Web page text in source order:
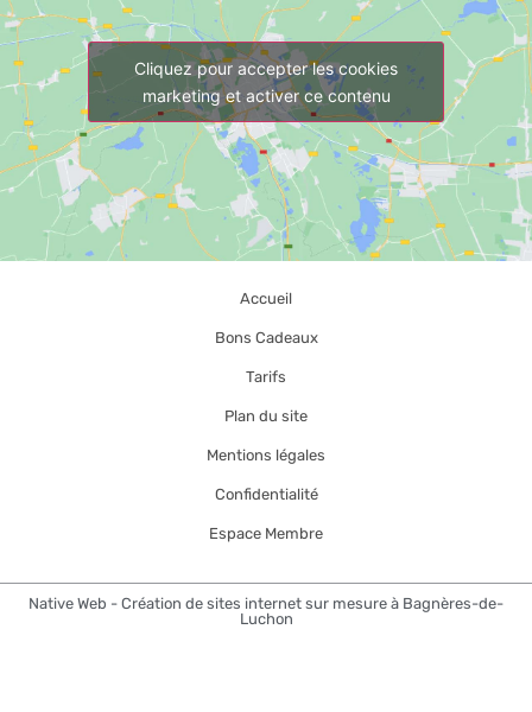
Cliquez pour accepter les cookies
marketing et activer ce contenu
Accueil
Bons Cadeaux
Tarifs
Plan du site
Mentions légales
Confidentialité
Espace Membre
Native Web - Création de sites internet sur mesure à Bagnères-de-
Luchon